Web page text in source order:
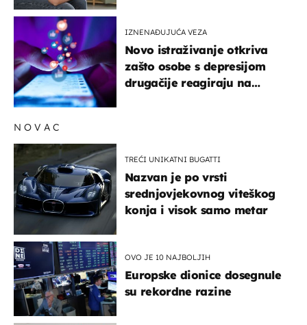
IZNENAĐUJUĆA VEZA
Novo istraživanje otkriva
zašto osobe s depresijom
drugačije reagiraju na
NOVAC
TREĆI UNIKATNI BUGATTI
Nazvan je po vrsti
srednjovjekovnog viteškog
konja i visok samo metar
OVO JE 10 NAJBOLJIH
Europske dionice dosegnule
su rekordne razine